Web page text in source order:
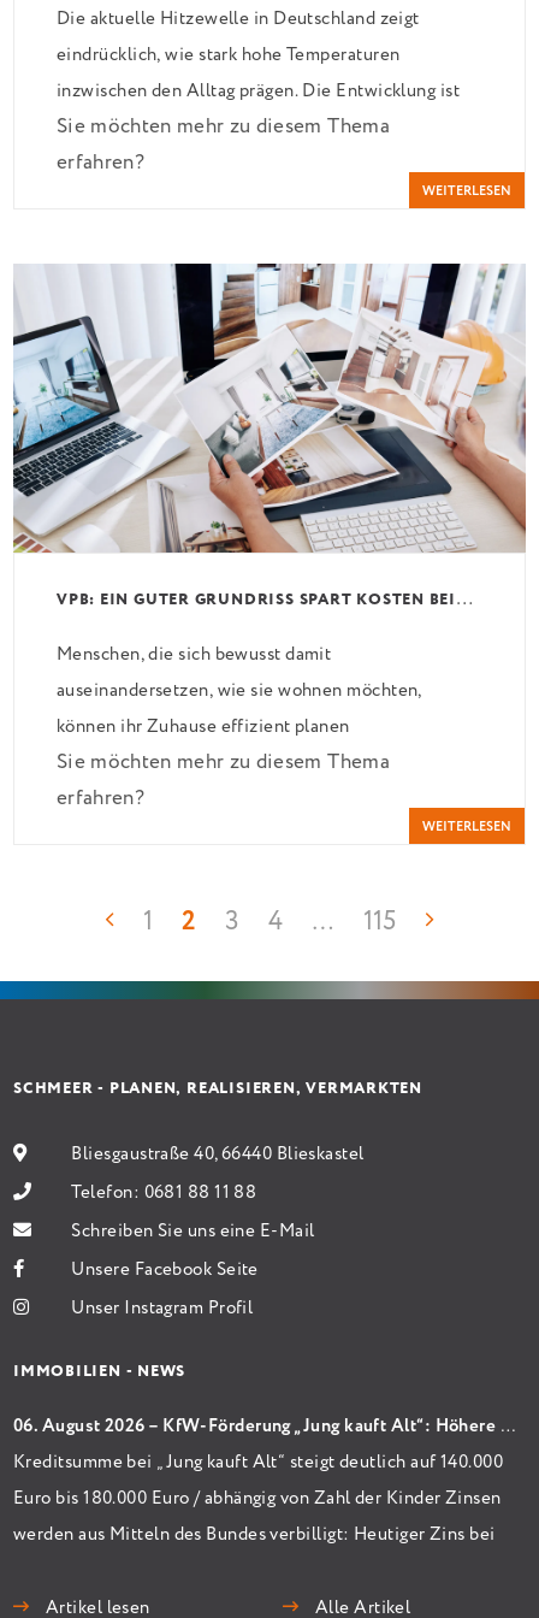
Die aktuelle Hitzewelle in Deutschland zeigt
eindrücklich, wie stark hohe Temperaturen
inzwischen den Alltag prägen. Die Entwicklung ist
Teil eines größeren Trends: Europa gilt als der
Kontinent, der sich weltweit durch den Klimawandel
am schnellsten erwärmt – mit spürbaren Folgen auch
Sie möchten mehr zu diesem Thema
erfahren?
WEITERLESEN
V
PB: EIN GUTER GRUNDRISS SPART KOSTEN BEIM HAUSBAU UND SPÄTER IM ALLTAG
Menschen, die sich bewusst damit
auseinandersetzen, wie sie wohnen möchten,
können ihr Zuhause effizient planen
beziehungsweise sanieren. Hierüber informiert der
Verband Privater Bauherren e. V. (VPB).
Sie möchten mehr zu diesem Thema
erfahren?
WEITERLESEN
1 2 3 4 … 115
SCHMEER - PLANEN, REALISIEREN, VERMARKTEN
Bliesgaustraße 40, 66440 Blieskastel
Telefon: 0681 88 11 88
Schreiben Sie uns eine E-Mail
Unsere Facebook Seite
Unser Instagram Profil
IMMOBILIEN - NEWS
06. August 2026 – KfW-Förderung „Jung kauft Alt“: Höhere Kredite ab August 2026
Kreditsumme bei „Jung kauft Alt“ steigt deutlich auf 140.000
Euro bis 180.000 Euro / abhängig von Zahl der Kinder Zinsen
werden aus Mitteln des Bundes verbilligt: Heutiger Zins bei
Zinsbindung Antragstellende verpflichten sich zu
Artikel lesen Alle Artikel